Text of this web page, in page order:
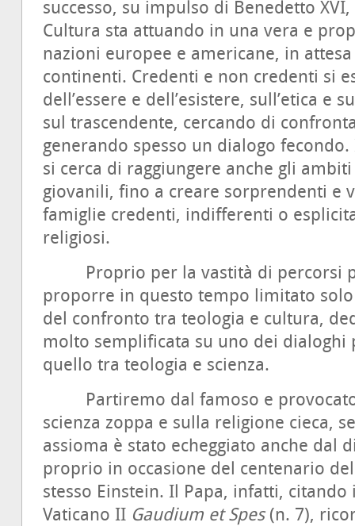
successo, su impulso di Benedetto
Cultura sta attuando in una vera e
nazioni europee e americane, in
continenti. Credenti e non credenti si
dell’essere e dell’esistere, sull’etica e
sul trascendente, cercando di
generando spesso un dialogo
si cerca di raggiungere anche gli
giovanili, fino a creare sorprendenti e
famiglie credenti, indifferenti o
religiosi.
Proprio per la vastità di percorsi
proporre in questo tempo limitato
del confronto tra teologia e cultura,
molto semplificata su uno dei
quello tra teologia e scienza.
Partiremo dal famoso e
scienza zoppa e sulla religione cieca,
assioma è stato echeggiato anche dal
proprio in occasione del centenario
stesso Einstein. Il Papa, infatti,
Vaticano II Gaudium et Spes(n. 7),